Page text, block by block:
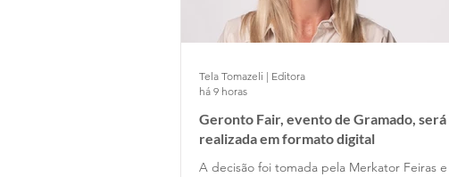
Geronto Fair, evento de Gramado, será
realizada em formato digital
A decisão foi tomada pela Merkator Feiras e
Tela Tomazeli | Editora
há 9 horas